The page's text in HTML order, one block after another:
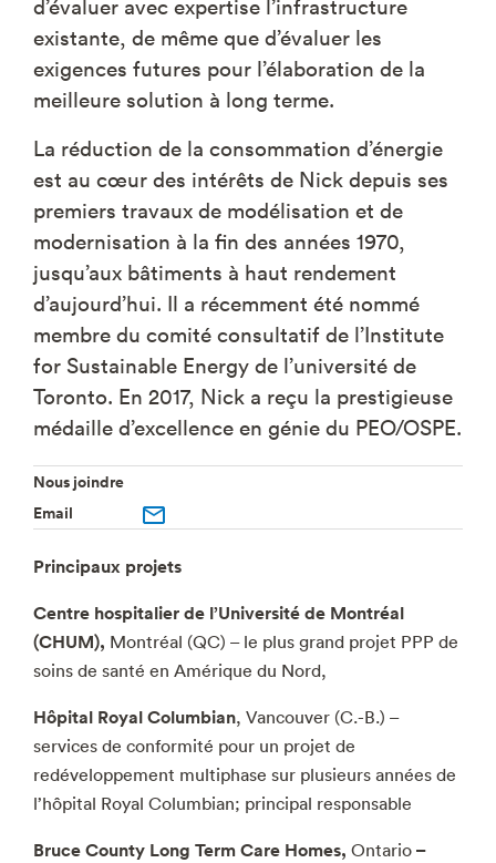
existante, de même que d’évaluer les
exigences futures pour l’élaboration de la
meilleure solution à long terme.
La réduction de la consommation d’énergie
est au cœur des intérêts de Nick depuis ses
premiers travaux de modélisation et de
modernisation à la fin des années 1970,
jusqu’aux bâtiments à haut rendement
d’aujourd’hui. Il a récemment été nommé
membre du comité consultatif de l’Institute
for Sustainable Energy de l’université de
Toronto. En 2017, Nick a reçu la prestigieuse
médaille d’excellence en génie du PEO/OSPE.
Nous joindre
Email
Principaux projets
Centre hospitalier de l’Université de Montréal
(CHUM), Montréal (QC) – le plus grand projet PPP de
soins de santé en Amérique du Nord,
Hôpital Royal Columbian, Vancouver (C.-B.) –
services de conformité pour un projet de
redéveloppement multiphase sur plusieurs années de
l’hôpital Royal Columbian; principal responsable
Bruce County Long Term Care Homes, Ontario –